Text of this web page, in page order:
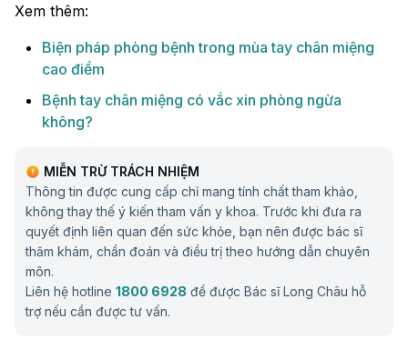
Xem thêm:
Biện pháp phòng bệnh trong mùa tay chân miệng
cao điểm
Bệnh tay chân miệng có vắc xin phòng ngừa
không?
MIỄN TRỪ TRÁCH NHIỆM
Thông tin được cung cấp chỉ mang tính chất tham khảo,
không thay thế ý kiến tham vấn y khoa. Trước khi đưa ra
quyết định liên quan đến sức khỏe, bạn nên được bác sĩ
thăm khám, chẩn đoán và điều trị theo hướng dẫn chuyên
môn.
Liên hệ hotline 1800 6928 để được Bác sĩ Long Châu hỗ
trợ nếu cần được tư vấn.